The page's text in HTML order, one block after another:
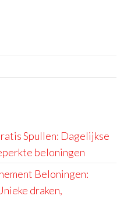
Spullen: Dagelijkse
beloningen
Beloningen:
draken,